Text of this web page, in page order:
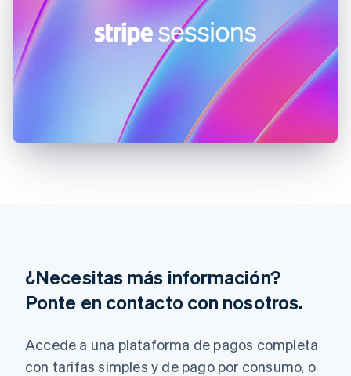
¿Necesitas más información?
Ponte en contacto con nosotros.
Accede a una plataforma de pagos completa
con tarifas simples y de pago por consumo, o
English
Svenska
Italiano English
Japón
日本語 English
Liechtenstein
DeutschEnglish